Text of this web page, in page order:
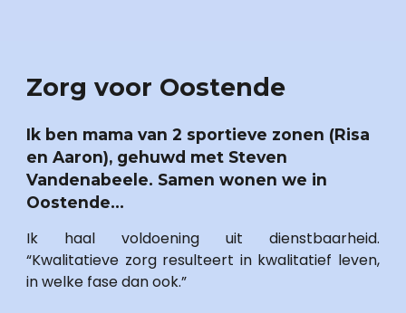
Zorg voor Oostende
Ik ben mama van 2 sportieve zonen (Risa
en Aaron), gehuwd met Steven
Vandenabeele. Samen wonen we in
Oostende...
Ik haal voldoening uit dienstbaarheid.
“Kwalitatieve zorg resulteert in kwalitatief leven,
in welke fase dan ook.”